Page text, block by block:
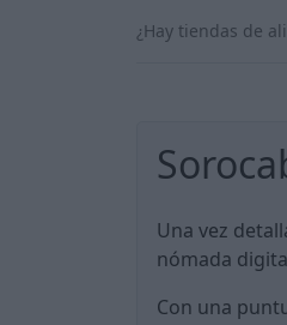
¿Hay tiendas de
Una vez
nómada
Con una